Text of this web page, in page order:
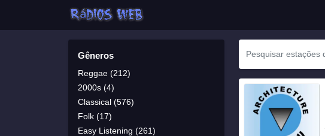
Gêneros
Reggae (212)
2000s (4)
Classical (576)
Folk (17)
Easy Listening (261)